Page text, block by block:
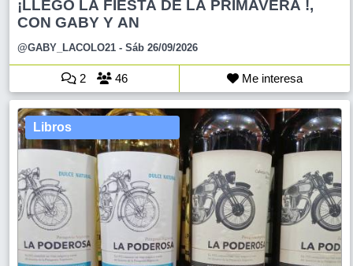
¡LLEGO LA FIESTA DE LA PRIMAVERA !,
CON GABY Y AN
@GABY_LACOLO21 - Sáb 26/09/2026
2 46 Me interesa
Libros